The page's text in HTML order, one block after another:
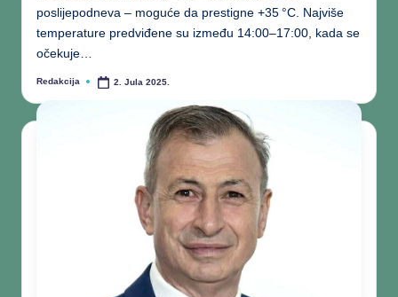
poslijepodneva – moguće da prestigne +35 °C. Najviše
temperature predviđene su između 14:00–17:00, kada se
očekuje…
Redakcija 2. Jula 2025.